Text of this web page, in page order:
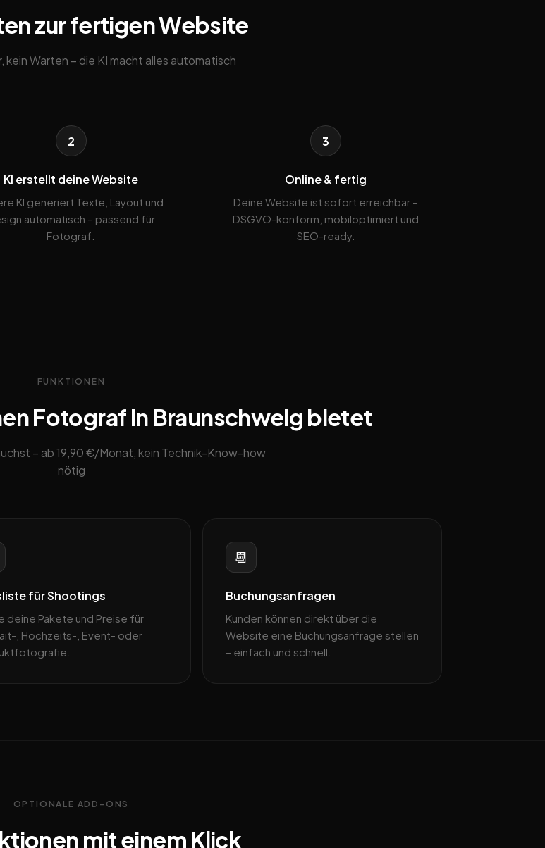
zur fertigen Website
kein Warten – die KI macht alles automatisch
2
KI erstellt deine Website
KI generiert Texte, Layout und
automatisch – passend für
Fotograf.
3
Online & fertig
Deine Website ist sofort erreichbar –
DSGVO-konform, mobiloptimiert und
SEO-ready.
FUNKTIONEN
Fotograf in Braunschweig bietet
– ab 19,90 €/Monat, kein Technik-Know-how
nötig
für Shootings
deine Pakete und Preise für
, Hochzeits-, Event- oder
📆
Buchungsanfragen
Kunden können direkt über die
Website eine Buchungsanfrage stellen
– einfach und schnell.
OPTIONALE ADD-ONS
mit einem Klick